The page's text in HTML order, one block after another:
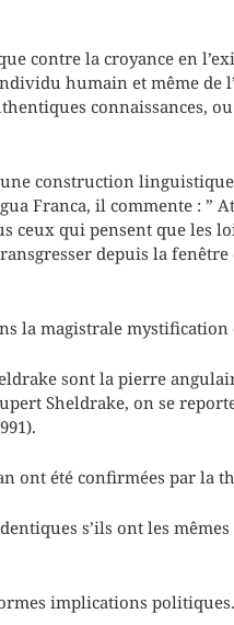
contre la croyance en
humain et même de
connaissances,
construction linguistique
Franca, il commente : ”
ceux qui pensent que les
depuis la fenêtre
la magistrale mystification
sont la pierre
Sheldrake, on se
ont été confirmées par la
s’ils ont les
implications politiques.